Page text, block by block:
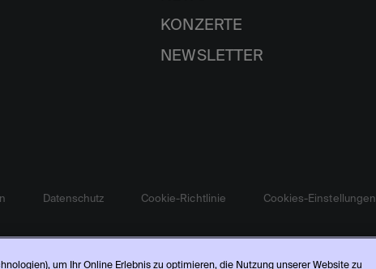
KONZERTE
NEWSLETTER
Datenschutz Cookie-Richtlinie Cookies-Einstellungen
um Ihr Online Erlebnis zu optimieren, die Nutzung unserer Website zu